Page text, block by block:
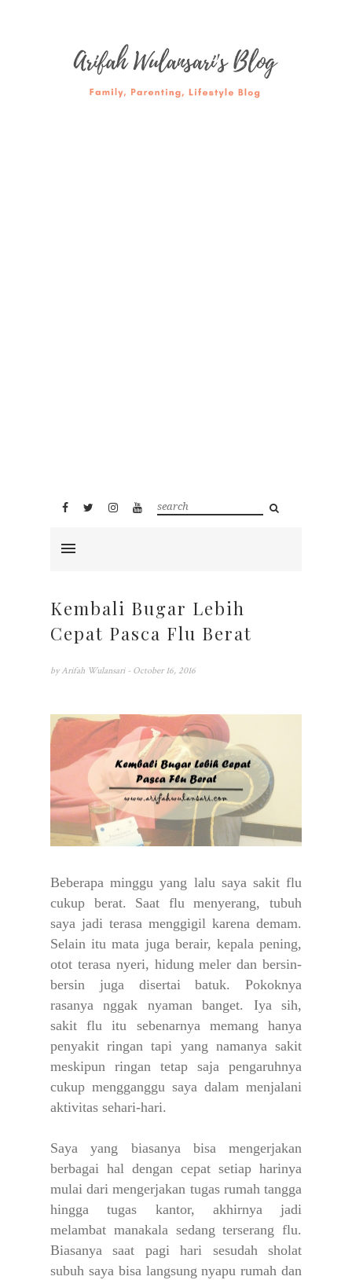
Kembali Bugar Lebih
Cepat Pasca Flu Berat
by Arifah Wulansari - October 16, 2016
Beberapa minggu yang lalu saya sakit flu
cukup berat. Saat flu menyerang, tubuh
saya jadi terasa menggigil karena demam.
Selain itu mata juga berair, kepala pening,
otot terasa nyeri, hidung meler dan bersin-
bersin juga disertai batuk. Pokoknya
rasanya nggak nyaman banget. Iya sih,
sakit flu itu sebenarnya memang hanya
penyakit ringan tapi yang namanya sakit
meskipun ringan tetap saja pengaruhnya
cukup mengganggu saya dalam menjalani
aktivitas sehari-hari.
Saya yang biasanya bisa mengerjakan
berbagai hal dengan cepat setiap harinya
mulai dari mengerjakan tugas rumah tangga
hingga tugas kantor, akhirnya jadi
melambat manakala sedang terserang flu.
Biasanya saat pagi hari sesudah sholat
subuh saya bisa langsung nyapu rumah dan